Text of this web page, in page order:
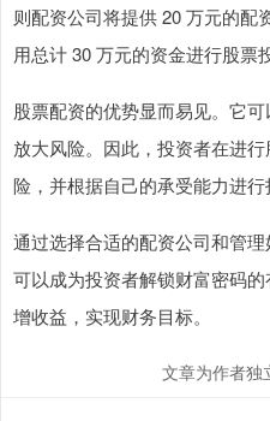
则配资公司将提供 20 万元的配
用总计 30 万元的资金进行股票
股票配资的优势显而易见。它
放大风险。因此，投资者在进
险，并根据自己的承受能力进行
通过选择合适的配资公司和管
可以成为投资者解锁财富密码
增收益，实现财务目标。
文章为作者独